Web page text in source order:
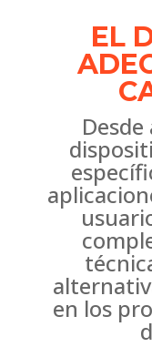
EL
en los